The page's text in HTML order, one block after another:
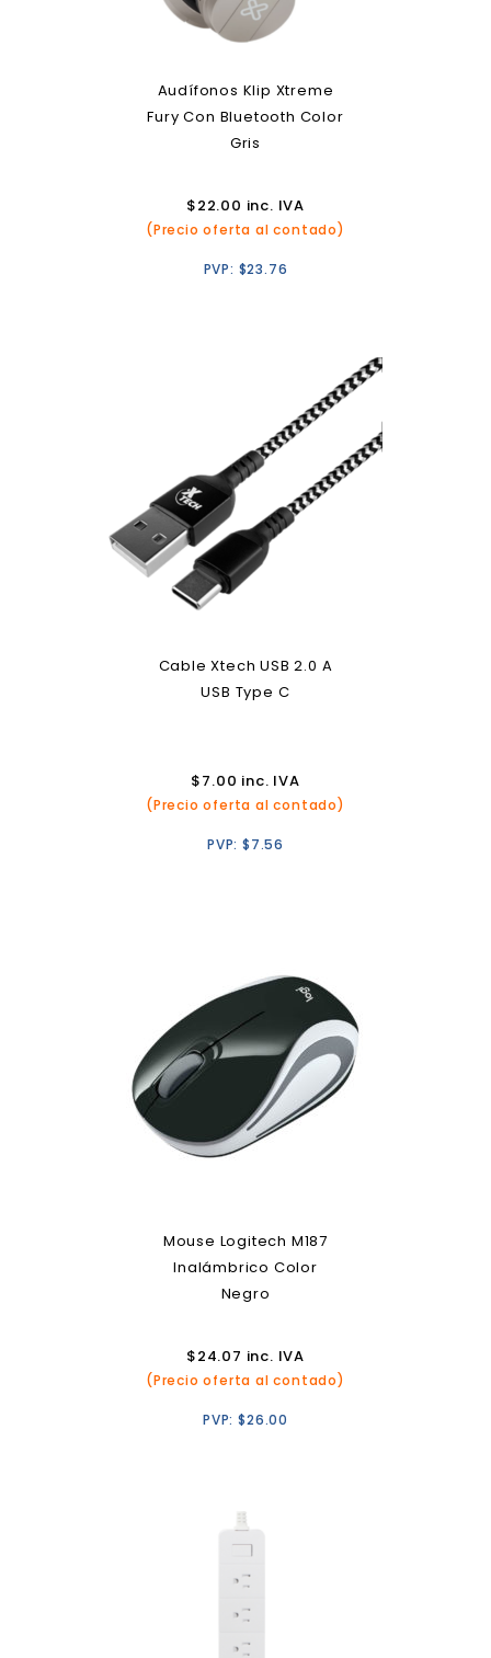
Audífonos Klip Xtreme
Fury Con Bluetooth Color
Gris
$22.00 inc. IVA
(Precio oferta al contado)
PVP: $23.76
Cable Xtech USB 2.0 A
USB Type C
$7.00 inc. IVA
(Precio oferta al contado)
PVP: $7.56
Mouse Logitech M187
Inalámbrico Color
Negro
$24.07 inc. IVA
(Precio oferta al contado)
PVP:$26.00